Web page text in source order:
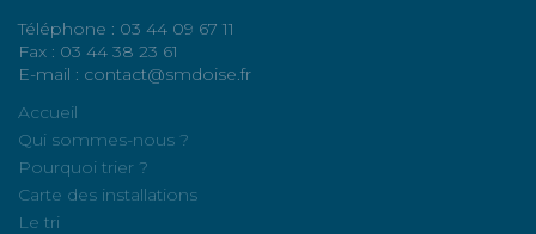
Téléphone : 03 44 09 67 11
Fax : 03 44 38 23 61
E-mail : contact@smdoise.fr
Accueil
Qui sommes-nous ?
Pourquoi trier ?
Carte des installations
Le tri